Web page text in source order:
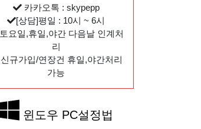
카카오톡 : skypepp
[상담]평일 : 10시 ~ 6시
토요일,휴일,야간 다음날 인계처
리
신규가입/연장건 휴일,야간처리
가능
윈도우 PC설정법